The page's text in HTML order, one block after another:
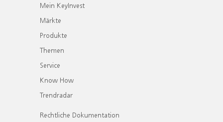
Mein KeyInvest
Märkte
Produkte
Themen
Service
Know How
Trendradar
Rechtliche Dokumentation